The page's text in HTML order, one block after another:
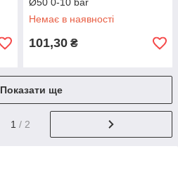
Немає в наявності
101,30 ₴
Показати ще
1 / 2